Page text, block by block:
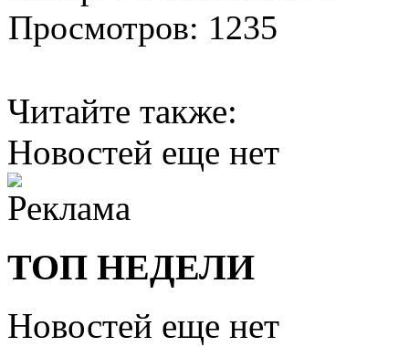
Просмотров: 1235
Читайте также:
Новостей еще нет
ТОП НЕДЕЛИ
Новостей еще нет